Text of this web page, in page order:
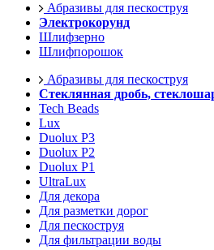
Абразивы для пескоструя
Электрокорунд
Шлифзерно
Шлифпорошок
Абразивы для пескоструя
Стеклянная дробь,
Tech Beads
Lux
Duolux P3
Duolux P2
Duolux P1
UltraLux
Для декора
Для разметки дорог
Для пескоструя
Для фильтрации воды